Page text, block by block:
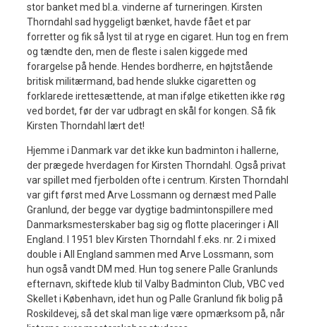
stor banket med bl.a. vinderne af turneringen. Kirsten
Thorndahl sad hyggeligt bænket, havde fået et par
forretter og fik så lyst til at ryge en cigaret. Hun tog en frem
og tændte den, men de fleste i salen kiggede med
forargelse på hende. Hendes bordherre, en højtstående
britisk militærmand, bad hende slukke cigaretten og
forklarede irettesættende, at man ifølge etiketten ikke røg
ved bordet, før der var udbragt en skål for kongen. Så fik
Kirsten Thorndahl lært det!
Hjemme i Danmark var det ikke kun badminton i hallerne,
der prægede hverdagen for Kirsten Thorndahl. Også privat
var spillet med fjerbolden ofte i centrum. Kirsten Thorndahl
var gift først med Arve Lossmann og dernæst med Palle
Granlund, der begge var dygtige badmintonspillere med
Danmarksmesterskaber bag sig og flotte placeringer i All
England. I 1951 blev Kirsten Thorndahl f.eks. nr. 2 i mixed
double i All England sammen med Arve Lossmann, som
hun også vandt DM med. Hun tog senere Palle Granlunds
efternavn, skiftede klub til Valby Badminton Club, VBC ved
Skellet i København, idet hun og Palle Granlund fik bolig på
Roskildevej, så det skal man lige være opmærksom på, når